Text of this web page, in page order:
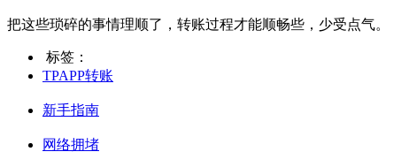
把这些琐碎的事情理顺了，转账过程才能顺畅些，少受点气。
标签：
TPAPP转账
新手指南
网络拥堵